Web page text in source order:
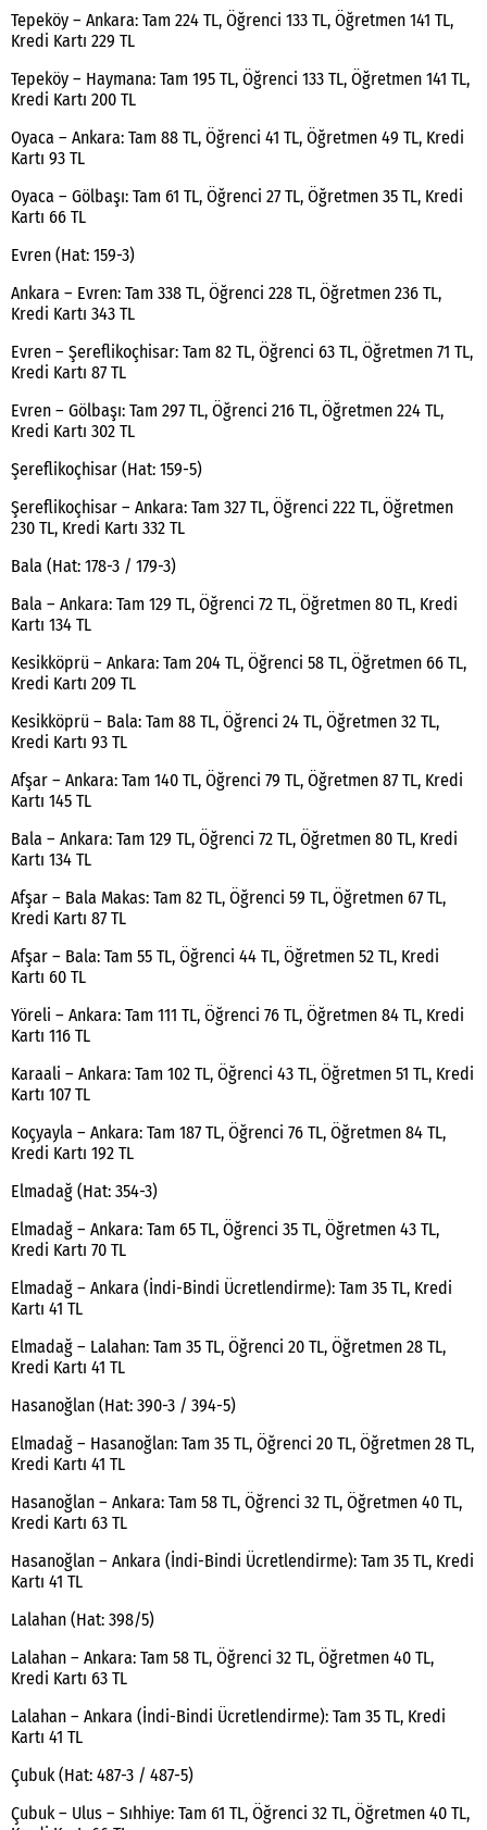
Tepeköy – Ankara: Tam 224 TL, Öğrenci 133 TL, Öğretmen 141 TL,
Kredi Kartı 229 TL
Tepeköy – Haymana: Tam 195 TL, Öğrenci 133 TL, Öğretmen 141 TL,
Kredi Kartı 200 TL
Oyaca – Ankara: Tam 88 TL, Öğrenci 41 TL, Öğretmen 49 TL, Kredi
Kartı 93 TL
Oyaca – Gölbaşı: Tam 61 TL, Öğrenci 27 TL, Öğretmen 35 TL, Kredi
Kartı 66 TL
Evren (Hat: 159-3)
Ankara – Evren: Tam 338 TL, Öğrenci 228 TL, Öğretmen 236 TL,
Kredi Kartı 343 TL
Evren – Şereflikoçhisar: Tam 82 TL, Öğrenci 63 TL, Öğretmen 71 TL,
Kredi Kartı 87 TL
Evren – Gölbaşı: Tam 297 TL, Öğrenci 216 TL, Öğretmen 224 TL,
Kredi Kartı 302 TL
Şereflikoçhisar (Hat: 159-5)
Şereflikoçhisar – Ankara: Tam 327 TL, Öğrenci 222 TL, Öğretmen
230 TL, Kredi Kartı 332 TL
Bala (Hat: 178-3 / 179-3)
Bala – Ankara: Tam 129 TL, Öğrenci 72 TL, Öğretmen 80 TL, Kredi
Kartı 134 TL
Kesikköprü – Ankara: Tam 204 TL, Öğrenci 58 TL, Öğretmen 66 TL,
Kredi Kartı 209 TL
Kesikköprü – Bala: Tam 88 TL, Öğrenci 24 TL, Öğretmen 32 TL,
Kredi Kartı 93 TL
Afşar – Ankara: Tam 140 TL, Öğrenci 79 TL, Öğretmen 87 TL, Kredi
Kartı 145 TL
Bala – Ankara: Tam 129 TL, Öğrenci 72 TL, Öğretmen 80 TL, Kredi
Kartı 134 TL
Afşar – Bala Makas: Tam 82 TL, Öğrenci 59 TL, Öğretmen 67 TL,
Kredi Kartı 87 TL
Afşar – Bala: Tam 55 TL, Öğrenci 44 TL, Öğretmen 52 TL, Kredi
Kartı 60 TL
Yöreli – Ankara: Tam 111 TL, Öğrenci 76 TL, Öğretmen 84 TL, Kredi
Kartı 116 TL
Karaali – Ankara: Tam 102 TL, Öğrenci 43 TL, Öğretmen 51 TL, Kredi
Kartı 107 TL
Koçyayla – Ankara: Tam 187 TL, Öğrenci 76 TL, Öğretmen 84 TL,
Kredi Kartı 192 TL
Elmadağ (Hat: 354-3)
Elmadağ – Ankara: Tam 65 TL, Öğrenci 35 TL, Öğretmen 43 TL,
Kredi Kartı 70 TL
Elmadağ – Ankara (İndi-Bindi Ücretlendirme): Tam 35 TL, Kredi
Kartı 41 TL
Elmadağ – Lalahan: Tam 35 TL, Öğrenci 20 TL, Öğretmen 28 TL,
Kredi Kartı 41 TL
Hasanoğlan (Hat: 390-3 / 394-5)
Elmadağ – Hasanoğlan: Tam 35 TL, Öğrenci 20 TL, Öğretmen 28 TL,
Kredi Kartı 41 TL
Hasanoğlan – Ankara: Tam 58 TL, Öğrenci 32 TL, Öğretmen 40 TL,
Kredi Kartı 63 TL
Hasanoğlan – Ankara (İndi-Bindi Ücretlendirme): Tam 35 TL, Kredi
Kartı 41 TL
Lalahan (Hat: 398/5)
Lalahan – Ankara: Tam 58 TL, Öğrenci 32 TL, Öğretmen 40 TL,
Kredi Kartı 63 TL
Lalahan – Ankara (İndi-Bindi Ücretlendirme): Tam 35 TL, Kredi
Kartı 41 TL
Çubuk (Hat: 487-3 / 487-5)
Çubuk – Ulus – Sıhhiye: Tam 61 TL, Öğrenci 32 TL, Öğretmen 40 TL,